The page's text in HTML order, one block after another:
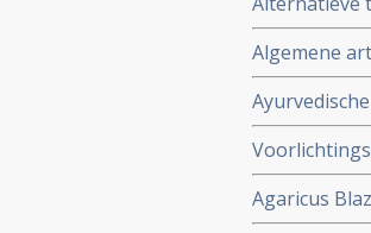
Algemene
stadium,
Agaricus